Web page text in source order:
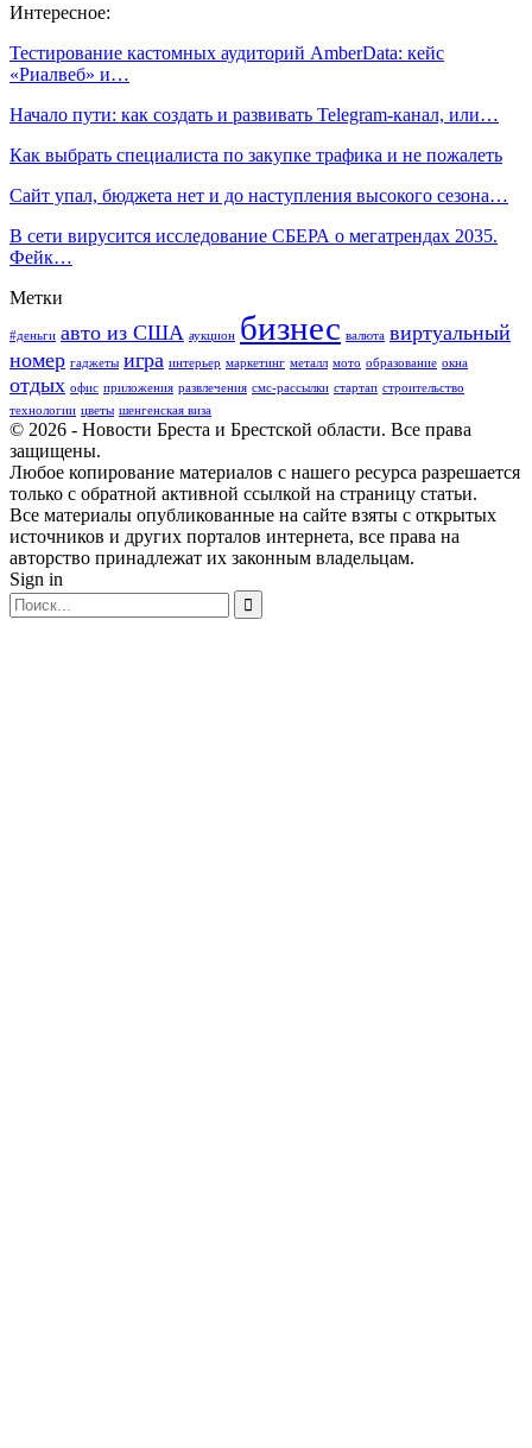
Интересное:
Тестирование кастомных аудиторий AmberData: кейс
«Риалвеб» и…
Начало пути: как создать и развивать Telegram-канал, или…
Как выбрать специалиста по закупке трафика и не пожалеть
Сайт упал, бюджета нет и до наступления высокого сезона…
В сети вирусится исследование СБЕРА о мегатрендах 2035.
Фейк…
Метки
#деньги авто из США аукцион бизнес валюта виртуальный
номер гаджеты игра интерьер маркетинг металл мото образование окна
отдых офис приложения развлечения смс-рассылки стартап строительство
технологии цветы шенгенская виза
© 2026 - Новости Бреста и Брестской области. Все права
защищены.
Любое копирование материалов с нашего ресурса разрешается
только с обратной активной ссылкой на страницу статьи.
Все материалы опубликованные на сайте взяты с открытых
источников и других порталов интернета, все права на
авторство принадлежат их законным владельцам.
Sign in